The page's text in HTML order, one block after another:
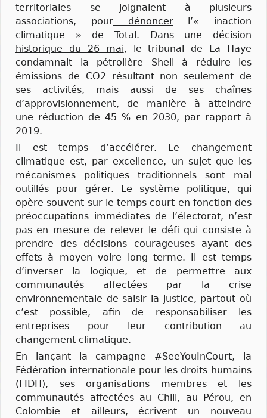
territoriales se joignaient à plusieurs
associations, pourdénoncerl’« inaction
climatique » de Total. Dans une décision
historique du 26 mai, le tribunal de La Haye
condamnait la pétrolière Shell à réduire les
émissions de CO2 résultant non seulement de
ses activités, mais aussi de ses chaînes
d’approvisionnement, de manière à atteindre
une réduction de 45 % en 2030, par rapport à
2019.
Il est temps d’accélérer. Le changement
climatique est, par excellence, un sujet que les
mécanismes politiques traditionnels sont mal
outillés pour gérer. Le système politique, qui
opère souvent sur le temps court en fonction des
préoccupations immédiates de l’électorat, n’est
pas en mesure de relever le défi qui consiste à
prendre des décisions courageuses ayant des
effets à moyen voire long terme. Il est temps
d’inverser la logique, et de permettre aux
communautés affectées par la crise
environnementale de saisir la justice, partout où
c’est possible, afin de responsabiliser les
entreprises pour leur contribution au
changement climatique.
En lançant la campagne #SeeYouInCourt, la
Fédération internationale pour les droits humains
(FIDH), ses organisations membres et les
communautés affectées au Chili, au Pérou, en
Colombie et ailleurs, écrivent un nouveau